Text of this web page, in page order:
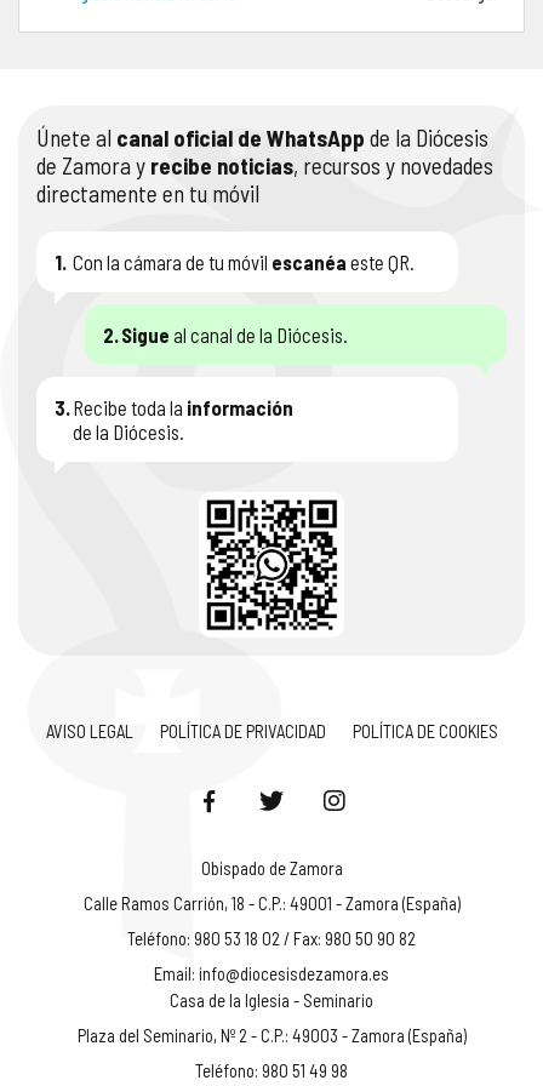
Únete al canal oficial de WhatsApp de la Diócesis
de Zamora y recibe noticias, recursos y novedades
directamente en tu móvil
1. Con la cámara de tu móvil escanéa este QR.
2.Sigue al canal de la Diócesis.
3.Recibe toda la información
de la Diócesis.
AVISO LEGAL POLÍTICA DE PRIVACIDAD POLÍTICA DE COOKIES
Obispado de Zamora
Calle Ramos Carrión, 18 - C.P.: 49001 - Zamora (España)
Teléfono: 980 53 18 02 / Fax: 980 50 90 82
Email: info@diocesisdezamora.es
Casa de la Iglesia - Seminario
Plaza del Seminario, Nº 2 - C.P.: 49003 - Zamora (España)
Teléfono: 980 51 49 98
PORTAL DE TRANSPARENCIA
APOSTOLADO SEGLAR
AUDIOS